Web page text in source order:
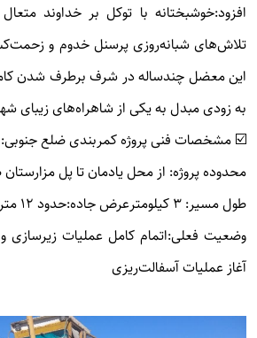
افزود:خوشبختانه با توکل بر خداوند
تلاش‌های شبانه‌روزی پرسنل خدوم و
این معضل چندساله در شرف برطرف شدن
به زودی مبدل به یکی از شاهراه‌های زیبای
☑️ مشخصات فنی پروژه کمربندی ضلع جنوبی:
محدوده پروژه: از محل یادمان تا پل
طول مسیر: ۳ کیلومتر
عرض جاده:حدود ۱۲ متر
وضعیت فعلی:اتمام کامل عملیات زیرسازی
آغاز عملیات آسفالت‌ریزی